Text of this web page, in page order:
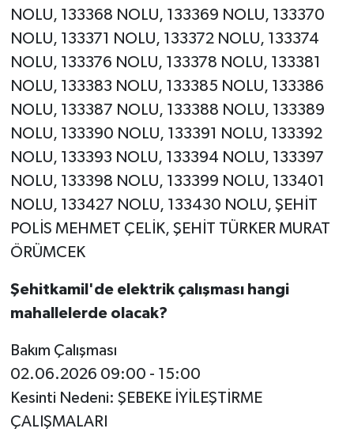
NOLU, 133368 NOLU, 133369 NOLU, 133370
NOLU, 133371 NOLU, 133372 NOLU, 133374
NOLU, 133376 NOLU, 133378 NOLU, 133381
NOLU, 133383 NOLU, 133385 NOLU, 133386
NOLU, 133387 NOLU, 133388 NOLU, 133389
NOLU, 133390 NOLU, 133391 NOLU, 133392
NOLU, 133393 NOLU, 133394 NOLU, 133397
NOLU, 133398 NOLU, 133399 NOLU, 133401
NOLU, 133427 NOLU, 133430 NOLU, ŞEHİT
POLİS MEHMET ÇELİK, ŞEHİT TÜRKER MURAT
ÖRÜMCEK
Şehitkamil'de elektrik çalışması hangi
mahallelerde olacak?
Bakım Çalışması
02.06.2026 09:00 - 15:00
Kesinti Nedeni: ŞEBEKE İYİLEŞTİRME
ÇALIŞMALARI